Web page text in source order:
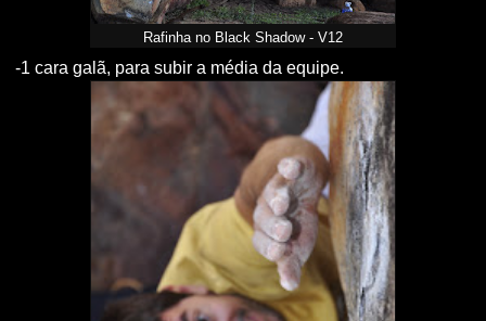
Rafinha no Black Shadow - V12
-1 cara galã, para subir a média da equipe.